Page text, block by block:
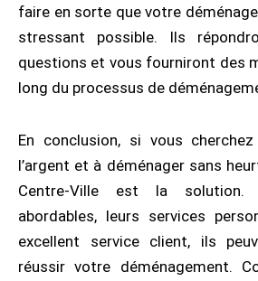
faire en sorte que votre
stressant possible. Ils
questions et vous fourniront des
long du processus de
En conclusion, si vous
l’argent et à déménager sans
Centre-Ville est la
abordables, leurs services
excellent service client, ils
réussir votre déménagement.